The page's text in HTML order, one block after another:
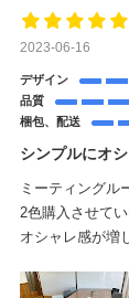
2023-06-16
デザイン
品質
梱包、配送
シンプルにオ
ミーティングル
2色購入させて
オシャレ感が増